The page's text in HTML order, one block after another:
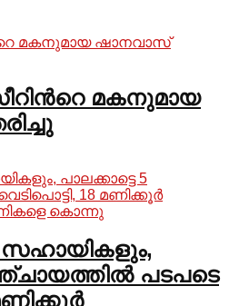
മകനുമായ
സഹായികളും,
പടപടെ